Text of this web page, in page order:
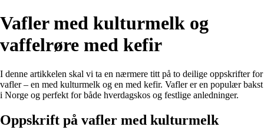
Vafler med kulturmelk og
vaffelrøre med kefir
I denne artikkelen skal vi ta en nærmere titt på to deilige oppskrifter for
vafler – en med kulturmelk og en med kefir. Vafler er en populær bakst
i Norge og perfekt for både hverdagskos og festlige anledninger.
Oppskrift på vafler med kulturmelk